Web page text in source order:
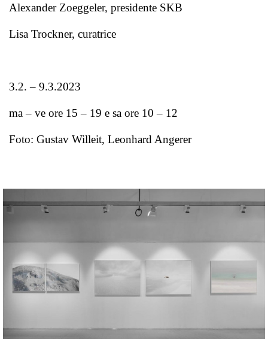
Alexander Zoeggeler, presidente SKB
Lisa Trockner, curatrice
3.2. – 9.3.2023
ma – ve ore 15 – 19 e sa ore 10 – 12
Foto: Gustav Willeit, Leonhard Angerer